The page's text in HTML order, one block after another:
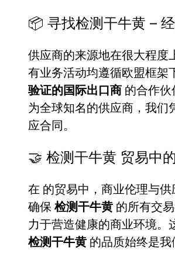
📦 寻找检测干牛黄 –
供应商的来源地在很大程度
有业务活动均遵循欧盟框架
验证的国际出口商 的合作
为全球知名的供应商，我们
应合同。
🤝 检测干牛黄 贸易中
在 的贸易中，商业伦理与
确保 检测干牛黄 的所有交
力于营造健康的商业环境。
检测干牛黄 的品质始终是我